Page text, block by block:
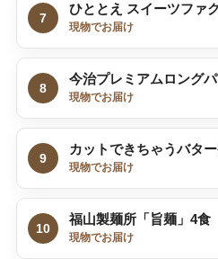
7
ひととえ スイーツファ
現物でお届け
8
今治プレミアムロング
現物でお届け
9
カットできちゃうバタ
現物でお届け
10
福山製麺所「旨麺」4食
現物でお届け